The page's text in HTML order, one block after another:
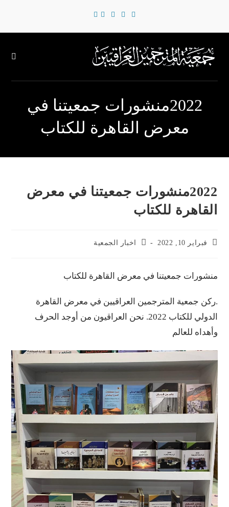
2022منشورات جمعيتنا في
معرض القاهرة للكتاب
2022منشورات جمعيتنا في معرض
القاهرة للكتاب
فبراير 10, 2022 اخبار الجمعية
منشورات جمعيتنا في معرض القاهرة للكتاب
.ركن جمعية المترجمين العراقيين في معرض القاهرة
الدولي للكتاب 2022. نحن العراقيون من أوجد الحرف
وأهداه للعالم